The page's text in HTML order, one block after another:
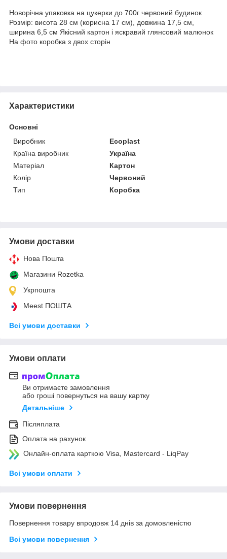
Новорічна упаковка на цукерки до 700г червоний будинок
Розмір: висота 28 см (корисна 17 см), довжина 17,5 см,
ширина 6,5 см Якісний картон і яскравий глянсовий малюнок
На фото коробка з двох сторін
Характеристики
Основні
Виробник
Ecoplast
Країна виробник
Україна
Матеріал
Картон
Колір
Червоний
Тип
Коробка
Умови доставки
Нова Пошта
Магазини Rozetka
Укрпошта
Meest ПОШТА
Всі умови доставки
Умови оплати
Ви отримаєте замовлення
або гроші повернуться на вашу картку
Детальніше
Післяплата
Оплата на рахунок
Онлайн-оплата карткою Visa, Mastercard - LiqPay
Всі умови оплати
Умови повернення
Повернення товару впродовж 14 днів за домовленістю
Всі умови повернення